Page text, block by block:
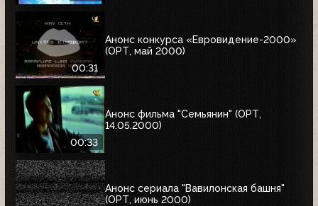
00:31
Анонс конкурса «Евровидение-2000»
(ОРТ, май 2000)
00:33
Анонс фильма "Семьянин" (ОРТ,
14.05.2000)
Анонс сериала "Вавилонская башня"
(ОРТ, июнь 2000)